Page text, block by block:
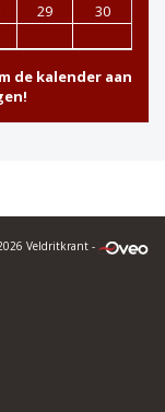
29
30
de kalender aan
Veldritkrant -